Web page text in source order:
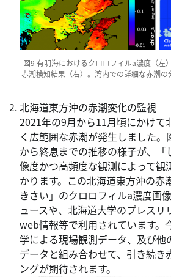
図9 有明海におけるクロロフィルa濃度（左
赤潮検知結果（右）。湾内での詳細な赤潮の
北海道東方沖の赤潮変化の監視
2021年の9月から11月頃にかけて
く広範囲な赤潮が発生しました
から終息までの推移の様子が、
像度かつ高頻度な観測によって観
かります。この北海道東方沖の赤
きさい」のクロロフィルa濃度画
ュースや、北海道大学のプレスリ
web情報等で利用されています。
学による現場観測データ、及び
データと組み合わせて、引き続き
ングが期待されます。